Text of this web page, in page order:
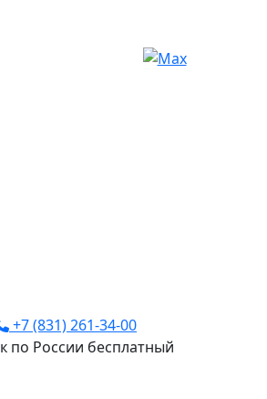
+7 (831) 261-34-00
по России бесплатный